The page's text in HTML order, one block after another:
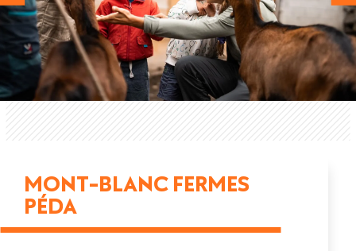
MONT-BLANC FERMES
PÉDA